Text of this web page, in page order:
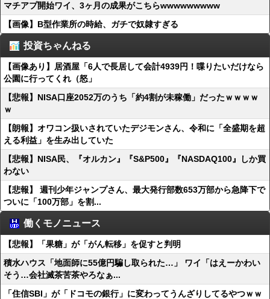
マチアプ開始ワイ、3ヶ月の成果がこちらwwwwwwwww
【画像】B型作業所の時給、ガチで奴隷すぎる
投資ちゃんねる
【画像あり】居酒屋「6人で長居して会計4939円！喋りたいだけなら
公園に行ってくれ（怒」
【悲報】NISA口座2052万のうち「約4割が未稼働」だったｗｗｗｗ
ｗ
【朗報】オワコン扱いされていたデジモンさん、令和に「全盛期を超
える利益」を生み出していた
【悲報】NISA民、『オルカン』『S&P500』『NASDAQ100』しか買
わない
【悲報】 週刊少年ジャンプさん、最大発行部数653万部から急降下で
ついに「100万部」を割...
働くモノニュース
【悲報】「果糖」が「がん転移」を促すと判明
積水ハウス「地面師に55億円騙し取られた…」 ワイ「はえーかわい
そう…会社滅茶苦茶やろなぁ...
「住信SBI」が「ドコモの銀行」に変わってうんざりしてるやつｗｗ